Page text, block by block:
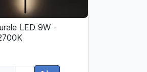
Aperçu rapide
LED 9W -